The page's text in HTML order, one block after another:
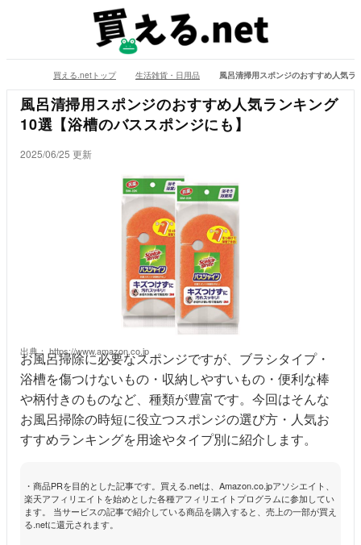
買える.netトップ 生活雑貨・日用品 風呂清掃用スポンジのおすすめ人気
風呂清掃用スポンジのおすすめ人気ランキング
10選【浴槽のバススポンジにも】
2025/06/25 更新
出典：https://www.amazon.co.jp
お風呂掃除に必要なスポンジですが、ブラシタイプ・
浴槽を傷つけないもの・収納しやすいもの・便利な棒
や柄付きのものなど、種類が豊富です。今回はそんな
お風呂掃除の時短に役立つスポンジの選び方・人気お
すすめランキングを用途やタイプ別に紹介します。
・商品PRを目的とした記事です。買える.netは、Amazon.co.jpアソシエイト、
楽天アフィリエイトを始めとした各種アフィリエイトプログラムに参加してい
ます。 当サービスの記事で紹介している商品を購入すると、売上の一部が買え
る.netに還元されます。